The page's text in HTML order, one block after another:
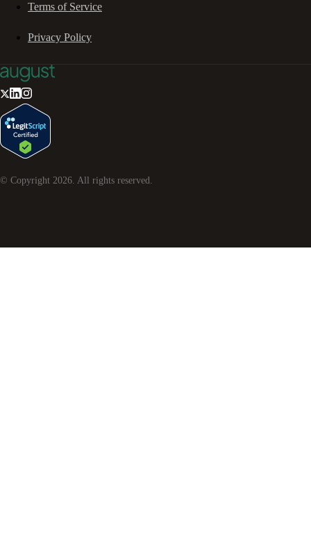
Terms of Service
Privacy Policy
© Copyright 2026. All rights reserved.